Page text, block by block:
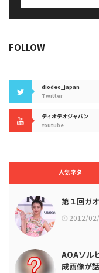
FOLLOW
diodeo_japan
Twitter
ディオデオジャパン
Youtube
人気ネタ
第１回ガ
2012/
AOAソル
成画像が